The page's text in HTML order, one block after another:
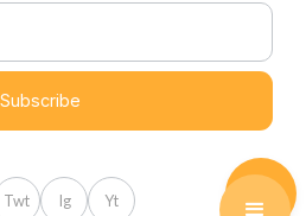
Twt Ig Yt